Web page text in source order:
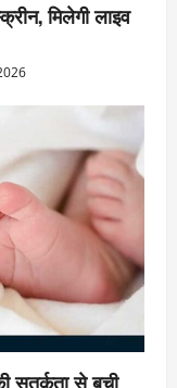
मिलेगी लाइव
सतर्कता से बची